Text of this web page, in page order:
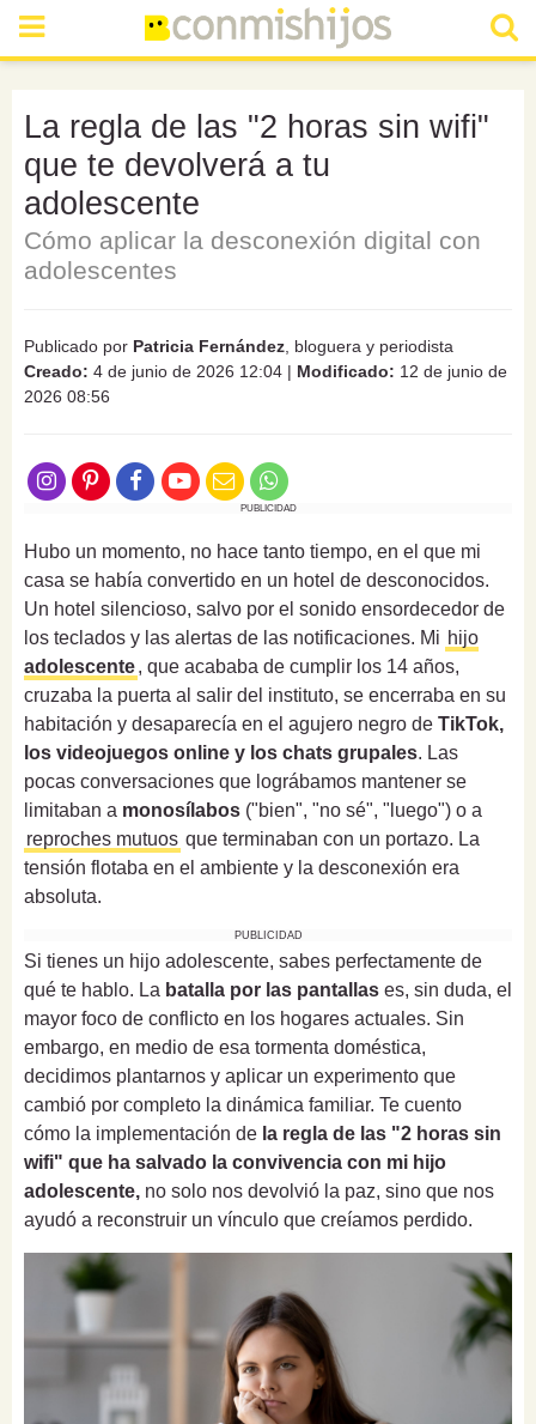
La regla de las "2 horas sin wifi"
que te devolverá a tu
adolescente
Cómo aplicar la desconexión digital con
adolescentes
Publicado por Patricia Fernández , bloguera y periodista
Creado: 4 de junio de 2026 12:04 | Modificado: 12 de junio de
2026 08:56
PUBLICIDAD
Hubo un momento, no hace tanto tiempo, en el que mi
casa se había convertido en un hotel de desconocidos.
Un hotel silencioso, salvo por el sonido ensordecedor de
los teclados y las alertas de las notificaciones. Mi hijo
adolescente, que acababa de cumplir los 14 años,
cruzaba la puerta al salir del instituto, se encerraba en su
habitación y desaparecía en el agujero negro de TikTok,
los videojuegos online y los chats grupales. Las
pocas conversaciones que lográbamos mantener se
limitaban a monosílabos ("bien", "no sé", "luego") o a
reproches mutuos que terminaban con un portazo. La
tensión flotaba en el ambiente y la desconexión era
absoluta.
PUBLICIDAD
Si tienes un hijo adolescente, sabes perfectamente de
qué te hablo. La batalla por las pantallas es, sin duda, el
mayor foco de conflicto en los hogares actuales. Sin
embargo, en medio de esa tormenta doméstica,
decidimos plantarnos y aplicar un experimento que
cambió por completo la dinámica familiar. Te cuento
cómo la implementación de la regla de las "2 horas sin
wifi" que ha salvado la convivencia con mi hijo
adolescente, no solo nos devolvió la paz, sino que nos
ayudó a reconstruir un vínculo que creíamos perdido.